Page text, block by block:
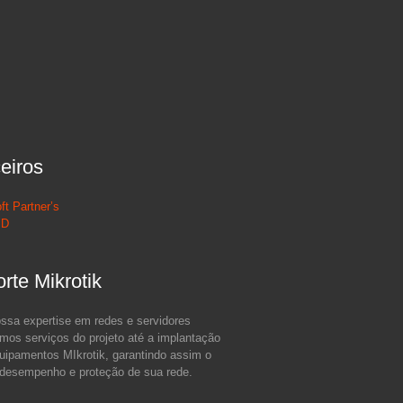
Partner’s
Mikrotik
expertise em redes e servidores
serviços do projeto até a implantação
MIkrotik, garantindo assim o
e proteção de sua rede.